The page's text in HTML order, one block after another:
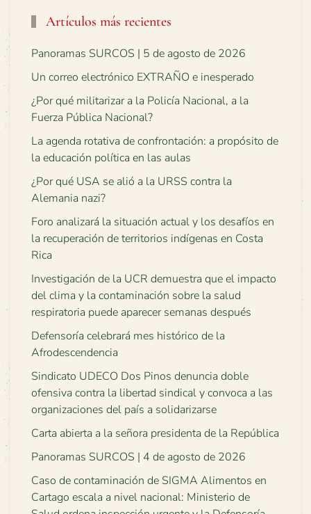
Artículos más recientes
Panoramas SURCOS | 5 de agosto de 2026
Un correo electrónico EXTRAÑO e inesperado
¿Por qué militarizar a la Policía Nacional, a la
Fuerza Pública Nacional?
La agenda rotativa de confrontación: a propósito de
la educación política en las aulas
¿Por qué USA se alió a la URSS contra la
Alemania nazi?
Foro analizará la situación actual y los desafíos en
la recuperación de territorios indígenas en Costa
Rica
Investigación de la UCR demuestra que el impacto
del clima y la contaminación sobre la salud
respiratoria puede aparecer semanas después
Defensoría celebrará mes histórico de la
Afrodescendencia
Sindicato UDECO Dos Pinos denuncia doble
ofensiva contra la libertad sindical y convoca a las
organizaciones del país a solidarizarse
Carta abierta a la señora presidenta de la República
Panoramas SURCOS | 4 de agosto de 2026
Caso de contaminación de SIGMA Alimentos en
Cartago escala a nivel nacional: Ministerio de